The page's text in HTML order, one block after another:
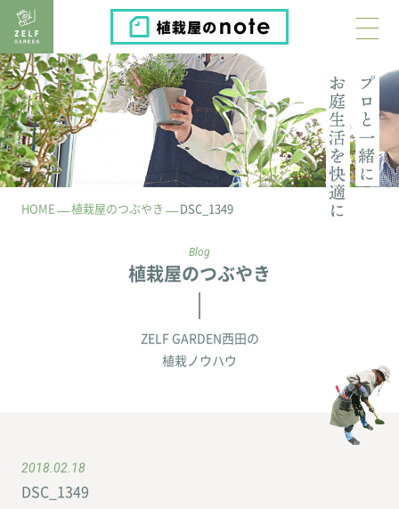
植栽屋のnote
HOME 植栽屋のつぶやき DSC_1349
Blog
植栽屋のつぶやき
ZELF GARDEN西田の
植栽ノウハウ
2018.02.18
DSC_1349